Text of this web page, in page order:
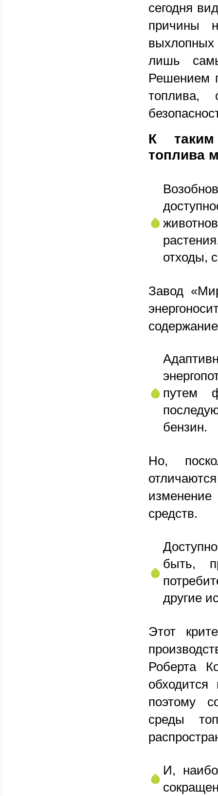
сегодня
причины
выхлопных
лишь
Решением
топлива,
К таким
топлива
отходы,
Завод
путем
бензин.
Но,
средств.
быть,
другие
Этот
Роберта
поэтому
среды
И,